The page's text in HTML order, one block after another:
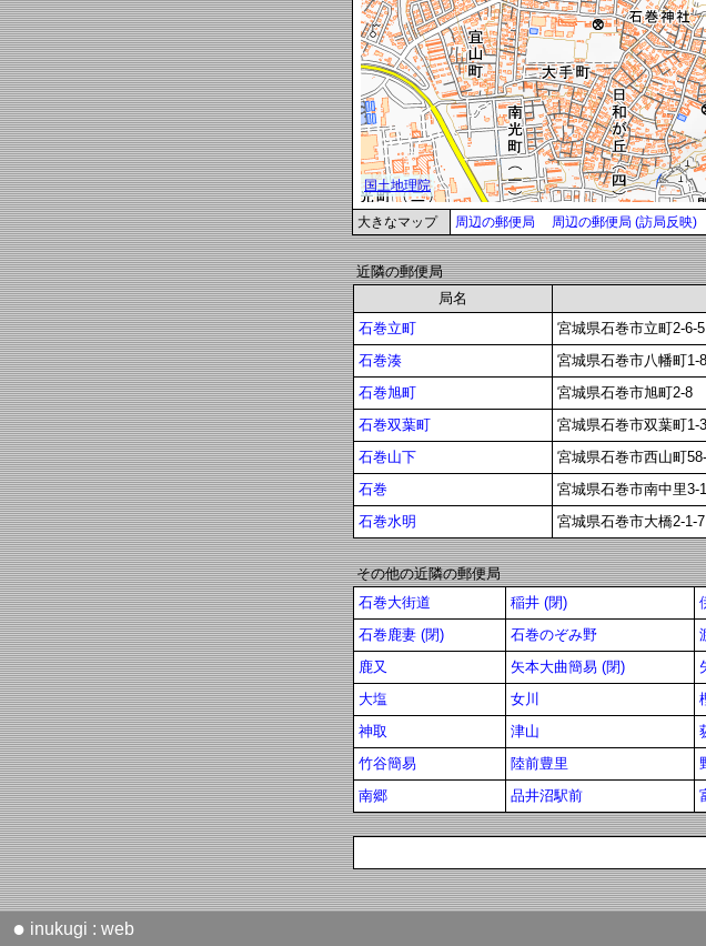
大きなマップ 周辺の郵便局 周辺の郵便局 (訪局反映)
近隣の郵便局
局名
石巻立町
宮城県石巻市立町2-6-5
石巻湊
宮城県石巻市八幡町1-
石巻旭町
宮城県石巻市旭町2-8
石巻双葉町
宮城県石巻市双葉町1-
石巻山下
宮城県石巻市西山町
石巻
宮城県石巻市南中里3-
石巻水明
宮城県石巻市大橋2-1-7
その他の近隣の郵便局
石巻大街道
稲井 (閉)
石巻鹿妻 (閉)
石巻のぞみ野
鹿又
矢本大曲簡易 (閉)
大塩
女川
神取
津山
竹谷簡易
陸前豊里
南郷
品井沼駅前
● inukugi : web